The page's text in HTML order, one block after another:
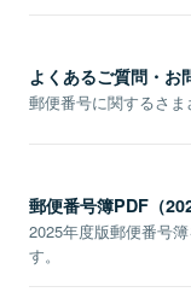
よくあるご質問・お
郵便番号に関するさま
郵便番号簿PDF（
2025年度版郵便番号
す。